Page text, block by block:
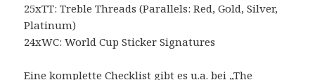
25xTT: Treble Threads (Parallels: Red, Gold, Silver,
Platinum)
24xWC: World Cup Sticker Signatures
Eine komplette Checklist gibt es u.a. bei „The